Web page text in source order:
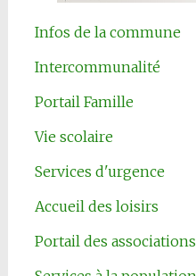
Infos de la commune
Intercommunalité
Portail Famille
Vie scolaire
Services d'urgence
Accueil des loisirs
Portail des associations